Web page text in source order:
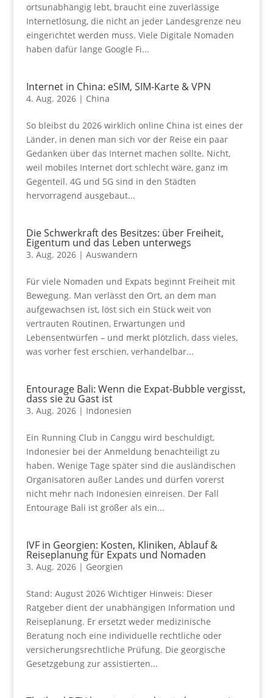
ortsunabhängig lebt, braucht eine zuverlässige
Internetlösung, die nicht an jeder Landesgrenze neu
eingerichtet werden muss. Viele Digitale Nomaden
haben dafür lange Google Fi...
Internet in China: eSIM, SIM-Karte & VPN
4. Aug. 2026| China
So bleibst du 2026 wirklich online China ist eines der
Länder, in denen man sich vor der Reise ein paar
Gedanken über das Internet machen sollte. Nicht,
weil mobiles Internet dort schlecht wäre, ganz im
Gegenteil. 4G und 5G sind in den Städten
hervorragend ausgebaut...
Die Schwerkraft des Besitzes: über Freiheit,
Eigentum und das Leben unterwegs
3. Aug. 2026| Auswandern
Für viele Nomaden und Expats beginnt Freiheit mit
Bewegung. Man verlässt den Ort, an dem man
aufgewachsen ist, löst sich ein Stück weit von
vertrauten Routinen, Erwartungen und
Lebensentwürfen – und merkt plötzlich, dass vieles,
was vorher fest erschien, verhandelbar...
Entourage Bali: Wenn die Expat-Bubble vergisst,
dass sie zu Gast ist
3. Aug. 2026| Indonesien
Ein Running Club in Canggu wird beschuldigt,
Indonesier bei der Anmeldung benachteiligt zu
haben. Wenige Tage später sind die ausländischen
Organisatoren außer Landes und dürfen vorerst
nicht mehr nach Indonesien einreisen. Der Fall
Entourage Bali ist größer als ein...
IVF in Georgien: Kosten, Kliniken, Ablauf &
Reiseplanung für Expats und Nomaden
3. Aug. 2026| Georgien
Stand: August 2026 Wichtiger Hinweis: Dieser
Ratgeber dient der unabhängigen Information und
Reiseplanung. Er ersetzt weder medizinische
Beratung noch eine individuelle rechtliche oder
versicherungsrechtliche Prüfung. Die georgische
Gesetzgebung zur assistierten...